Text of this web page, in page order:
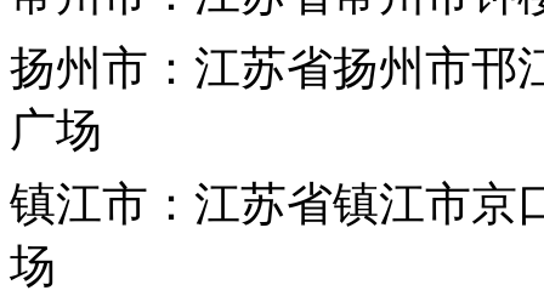
扬州市：江苏省扬州市邗
广场
镇江市：江苏省镇江市京
场